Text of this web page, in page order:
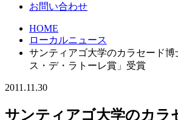
お問い合わせ
HOME
ローカルニュース
サンティアゴ大学のカラセード
ス・デ・ラトーレ賞」受賞
2011.11.30
サンティアゴ大学のカラ